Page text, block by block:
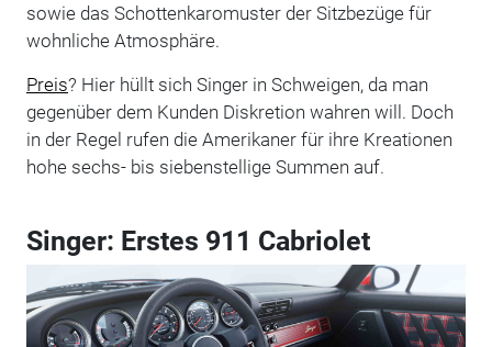
sowie das Schottenkaromuster der Sitzbezüge für
wohnliche Atmosphäre.
Preis? Hier hüllt sich Singer in Schweigen, da man
gegenüber dem Kunden Diskretion wahren will. Doch
in der Regel rufen die Amerikaner für ihre Kreationen
hohe sechs- bis siebenstellige Summen auf.
Singer: Erstes 911 Cabriolet